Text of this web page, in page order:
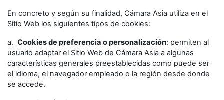
En concreto y según su finalidad, Cámara Asia utiliza en el
Sitio Web los siguientes tipos de cookies:
a. Cookies de preferencia o personalización: permiten al
usuario adaptar el Sitio Web de Cámara Asia a algunas
características generales preestablecidas como puede ser
el idioma, el navegador empleado o la región desde donde
se accede.